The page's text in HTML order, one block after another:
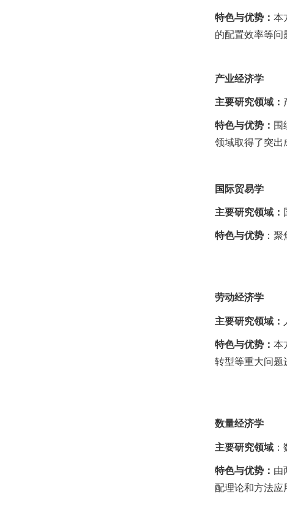
特色与优势： 本
的配置效率等问
产业经济学
主要研究领域：
特色与优势： 围
领域取得了突出
国际贸易学
主要研究领域：
特色与优势：聚
劳动经济学
主要研究领域：
特色与优势： 本
转型等重大问题
数量经济学
主要研究领域：
特色与优势： 由
配理论和方法应